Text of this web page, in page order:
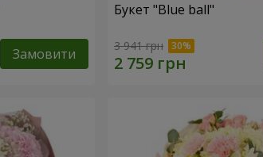
Замовити
Букет "Blue ball"
3 941 грн